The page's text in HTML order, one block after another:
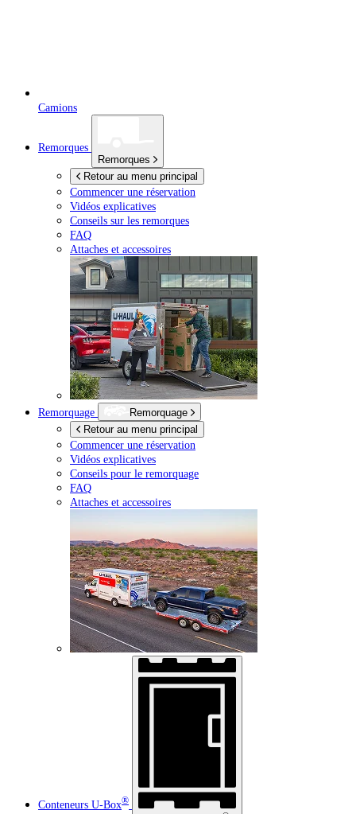
Camions
Remorques
Remorques
Retour au menu principal
Commencer une réservation
Vidéos explicatives
Conseils sur les remorques
FAQ
Attaches et accessoires
Remorquage
Remorquage
Retour au menu principal
Commencer une réservation
Vidéos explicatives
Conseils pour le remorquage
FAQ
Attaches et accessoires
Conteneurs U-Box®